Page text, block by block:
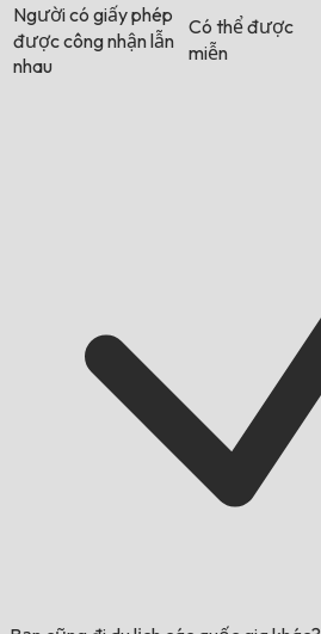
Người có giấy phép
được công nhận lẫn
nhau
Có thể được
miễn